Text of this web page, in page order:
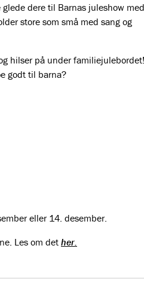
dere til Barnas juleshow med
store som små med sang og
hilser på under familiejulebordet!
godt til barna?
eller 14. desember.
Les om det her.